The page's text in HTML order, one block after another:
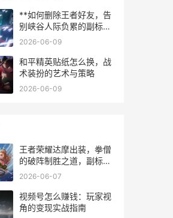
**如何删除王者好友，告
别峡谷人际负累的副标题
**
2026-06-09
和平精英贴纸怎么换，战
术装扮的艺术与策略
2026-06-09
王者荣耀达摩出装，拳僧
的破阵制胜之道，副标
题，刚猛与灵动的装备哲
2026-06-07
视频号怎么赚钱：玩家视
角的变现实战指南